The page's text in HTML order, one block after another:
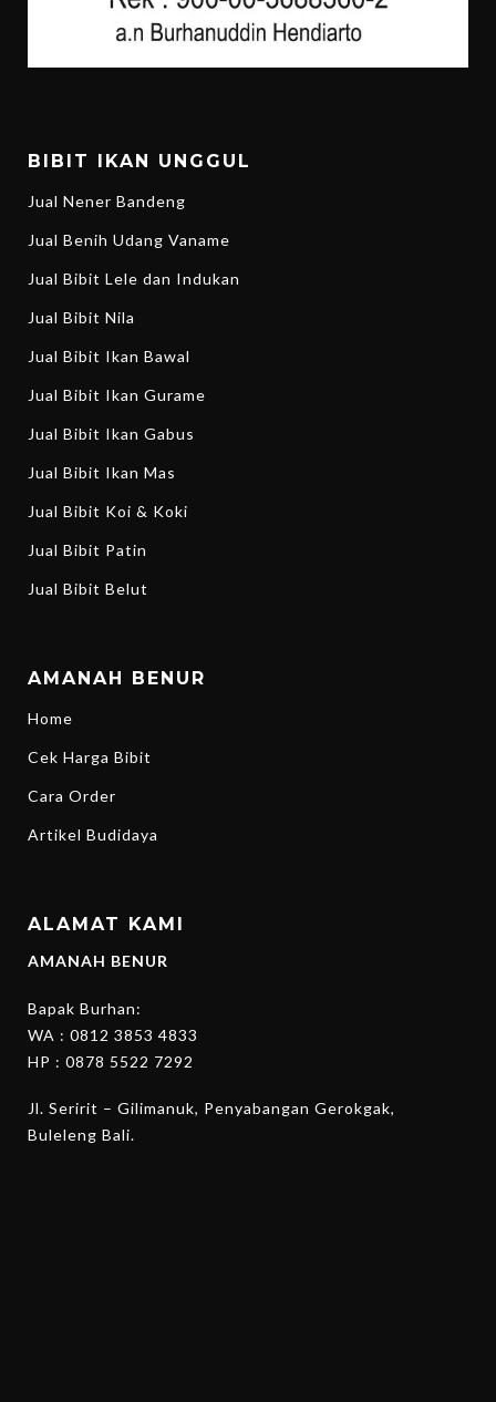
BIBIT IKAN UNGGUL
Jual Nener Bandeng
Jual Benih Udang Vaname
Jual Bibit Lele dan Indukan
Jual Bibit Nila
Jual Bibit Ikan Bawal
Jual Bibit Ikan Gurame
Jual Bibit Ikan Gabus
Jual Bibit Ikan Mas
Jual Bibit Koi & Koki
Jual Bibit Patin
Jual Bibit Belut
AMANAH BENUR
Home
Cek Harga Bibit
Cara Order
Artikel Budidaya
ALAMAT KAMI
AMANAH BENUR
Bapak Burhan:
WA : 0812 3853 4833
HP : 0878 5522 7292
Jl. Seririt – Gilimanuk, Penyabangan Gerokgak,
Buleleng Bali.